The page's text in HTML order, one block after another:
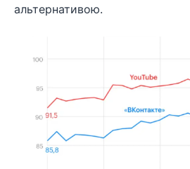
альтернативою.